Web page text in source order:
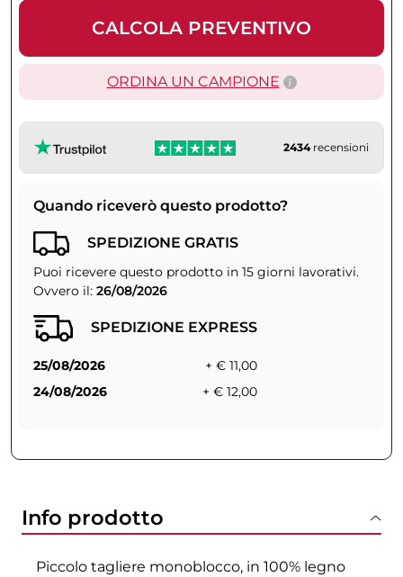
CALCOLA PREVENTIVO
ORDINA UN CAMPIONE
2434recensioni
Quando riceverò questo prodotto?
SPEDIZIONE GRATIS
Puoi ricevere questo prodotto in 15 giorni lavorativi.
Ovvero il: 26/08/2026
SPEDIZIONE EXPRESS
25/08/2026
+ € 11,00
24/08/2026
+ € 12,00
Info prodotto
Piccolo tagliere monoblocco, in 100% legno